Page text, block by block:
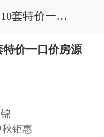
世茂云锦 中秋特惠 10套特价一口价房源
特价一口价房源
钜惠